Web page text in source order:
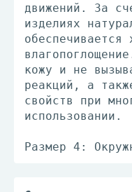
движений. За
изделиях
обеспечивается
кожу и не
реакций, а
свойств при
использовании.
Размер 4: